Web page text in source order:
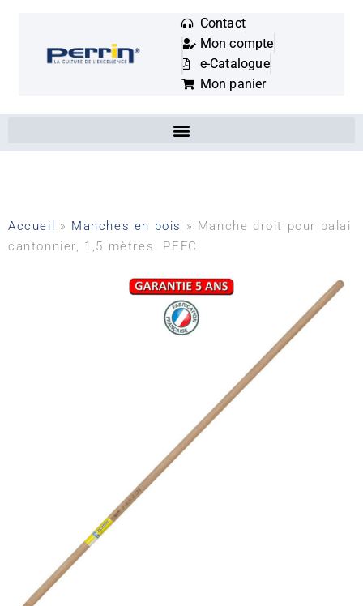
Mots
clés
:
Contact
Mon compte
e-Catalogue
Mon panier
Accueil » Manches en bois » Manche droit pour balai
cantonnier, 1,5 mètres. PEFC